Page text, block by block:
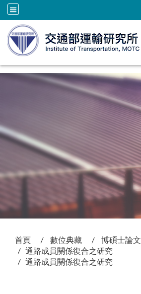
跳到主要內容
首頁 數位典藏 博碩士論文
通路成員關係復合之研究
通路成員關係復合之研究